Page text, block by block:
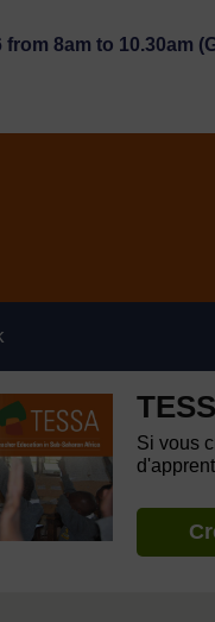
8am to 10.30am
Si vous